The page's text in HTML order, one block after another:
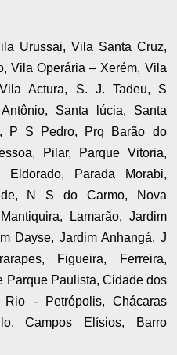
Urussai, Vila Santa Cruz,
Vila Operária – Xerém, Vila
Actura, S. J. Tadeu, S
Santa lúcia, Santa
P S Pedro, Prq Barão do
Pilar, Parque Vitoria,
Eldorado, Parada Morabi,
N S do Carmo, Nova
Lamarão, Jardim
Dayse, Jardim Anhangá, J
Figueira, Ferreira,
Parque Paulista, Cidade dos
Rio - Petrópolis, Chácaras
Campos Elísios, Barro